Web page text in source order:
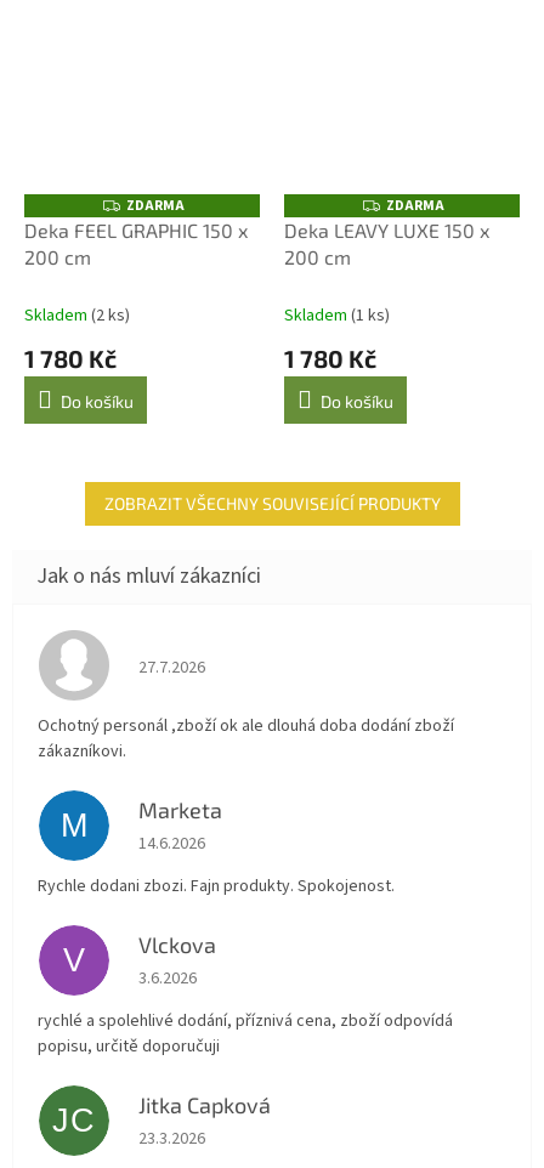
Z
D
A
ZDARMA
Deka FEEL GRAPHIC 150 x
200 cm
Skladem (2 ks)
1 780 Kč
Do košíku
Z
D
A
ZDARMA
Deka LEAVY LUXE 150 x
200 cm
Skladem (1 ks)
1 780 Kč
Do košíku
ZOBRAZIT VŠECHNY SOUVISEJÍCÍ PRODUKTY
Hodnocení obchodu je 4 z 5 hvězdiček.
27.7.2026
Ochotný personál ,zboží ok ale dlouhá doba dodání zboží
zákazníkovi.
M Marketa
Hodnocení obchodu je 5 z 5 hvězdiček.
14.6.2026
Rychle dodani zbozi. Fajn produkty. Spokojenost.
V Vlckova
Hodnocení obchodu je 5 z 5 hvězdiček.
3.6.2026
rychlé a spolehlivé dodání, příznivá cena, zboží odpovídá
popisu, určitě doporučuji
JC Jitka Capková
Hodnocení obchodu je 5 z 5 hvězdiček.
23.3.2026